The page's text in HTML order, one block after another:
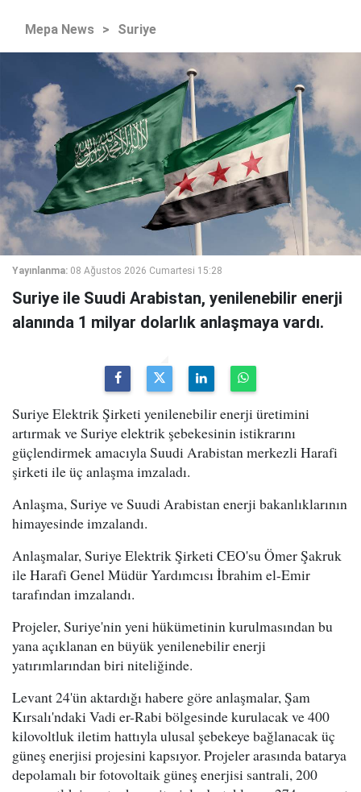
Mepa News > Suriye
Yayınlanma: 08 Ağustos 2026 Cumartesi 15:28
Suriye ile Suudi Arabistan, yenilenebilir enerji
alanında 1 milyar dolarlık anlaşmaya vardı.
Suriye Elektrik Şirketi yenilenebilir enerji üretimini
artırmak ve Suriye elektrik şebekesinin istikrarını
güçlendirmek amacıyla Suudi Arabistan merkezli Harafi
şirketi ile üç anlaşma imzaladı.
Anlaşma, Suriye ve Suudi Arabistan enerji bakanlıklarının
himayesinde imzalandı.
Anlaşmalar, Suriye Elektrik Şirketi CEO'su Ömer Şakruk
ile Harafi Genel Müdür Yardımcısı İbrahim el-Emir
tarafından imzalandı.
Projeler, Suriye'nin yeni hükümetinin kurulmasından bu
yana açıklanan en büyük yenilenebilir enerji
yatırımlarından biri niteliğinde.
Levant 24'ün aktardığı habere göre anlaşmalar, Şam
Kırsalı'ndaki Vadi er-Rabi bölgesinde kurulacak ve 400
kilovoltluk iletim hattıyla ulusal şebekeye bağlanacak üç
güneş enerjisi projesini kapsıyor. Projeler arasında batarya
depolamalı bir fotovoltaik güneş enerjisi santrali, 200